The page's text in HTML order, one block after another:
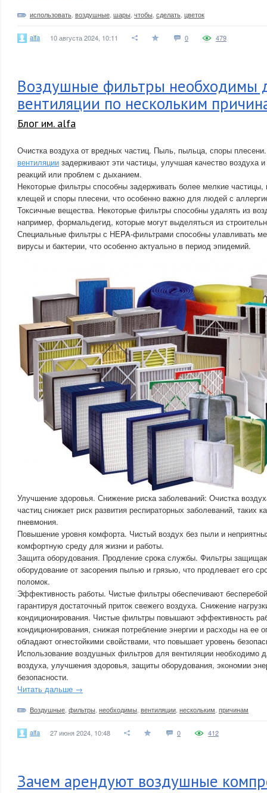
использовать воздушные шары чтобы сделать цветок
alfa 10 августа 2024, 10:11 0 479
Воздушные фильтры необходимы
вентиляции по нескольким
Блог им. alfa
Очистка воздуха от вредных частиц. Пыль, пыльца, споры
вентиляции задерживают эти частицы, улучшая качество воздуха
реакций или проблем с дыханием.
Некоторые фильтры способны задерживать более мелкие
клещей и споры плесени, что особенно важно для людей с
Токсичные вещества. Некоторые фильтры способны удалять из
например, формальдегид, которые могут выделяться из
Специальные фильтры с HEPA-фильтрами способны улавливать
вирусы и бактерии, что особенно актуально в период эпидемий.
Улучшение здоровья. Снижение риска заболеваний: Очистка
частиц снижает риск развития респираторных заболеваний, таких
пневмония.
Повышение уровня комфорта. Чистый воздух без пыли и
комфортную среду для жизни и работы.
Защита оборудования. Продление срока службы. Фильтры
оборудование от засорения пылью и грязью, что продлевает его
поломок.
Эффективность работы. Чистые фильтры обеспечивают
гарантируя достаточный приток свежего воздуха. Снижение
кондиционирования. Чистые фильтры повышают эффективность
кондиционирования, снижая потребление энергии и расходы на ее
обладают огнестойкими свойствами, что повышает уровень
Использование воздушных фильтров для вентиляции необходимо
воздуха, улучшения здоровья, защиты оборудования, экономии
безопасности.
Читать дальше →
Воздушные фильтры необходимы вентиляции нескольким причинам
alfa 27 июня 2024, 10:48 0 412
Зачем арендуют воздушные